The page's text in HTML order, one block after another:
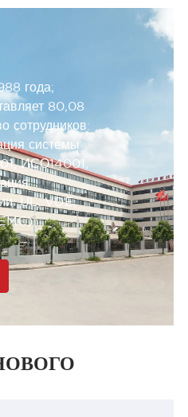
года;
80,08
сотрудников:
системы
ИСО14001,
UL, VDE,